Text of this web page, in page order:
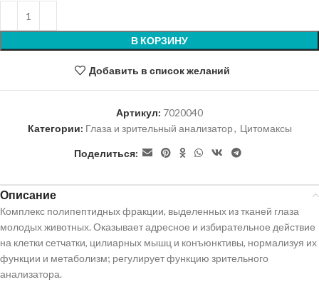
В КОРЗИНУ
Добавить в список желаний
Артикул: 7020040
Категории: Глаза и зрительный анализатор, Цитомаксы
Поделиться:
Описание
Комплекс полипептидных фракции, выделенных из тканей глаза
молодых животных. Оказывает адресное и избирательное действие
на клетки сетчатки, цилиарных мышц и конъюнктивы, нормализуя их
функции и метаболизм; регулирует функцию зрительного
анализатора.